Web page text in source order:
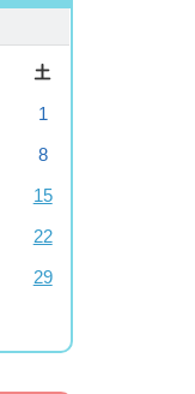
土
1
8
15
22
29